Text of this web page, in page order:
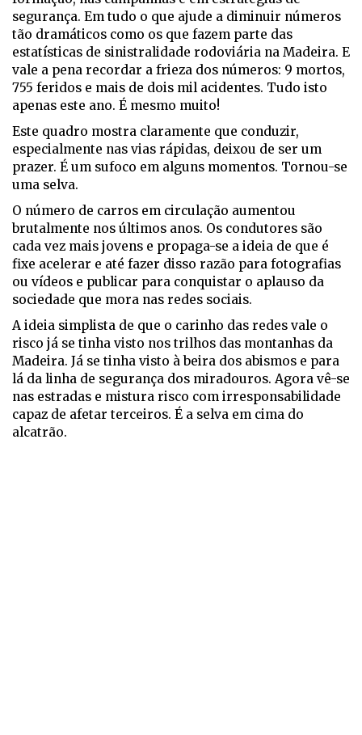
segurança. Em tudo o que ajude a diminuir números
tão dramáticos como os que fazem parte das
estatísticas de sinistralidade rodoviária na Madeira. E
vale a pena recordar a frieza dos números: 9 mortos,
755 feridos e mais de dois mil acidentes. Tudo isto
apenas este ano. É mesmo muito!
Este quadro mostra claramente que conduzir,
especialmente nas vias rápidas, deixou de ser um
prazer. É um sufoco em alguns momentos. Tornou-se
uma selva.
O número de carros em circulação aumentou
brutalmente nos últimos anos. Os condutores são
cada vez mais jovens e propaga-se a ideia de que é
fixe acelerar e até fazer disso razão para fotografias
ou vídeos e publicar para conquistar o aplauso da
sociedade que mora nas redes sociais.
A ideia simplista de que o carinho das redes vale o
risco já se tinha visto nos trilhos das montanhas da
Madeira. Já se tinha visto à beira dos abismos e para
lá da linha de segurança dos miradouros. Agora vê-se
nas estradas e mistura risco com irresponsabilidade
capaz de afetar terceiros. É a selva em cima do
alcatrão.